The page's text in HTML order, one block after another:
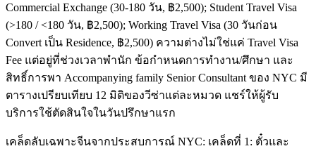
Commercial Exchange (30-180 วัน, ฿2,500); Student Travel Visa
(>180 / <180 วัน, ฿2,500); Working Travel Visa (30 วันก่อน
Convert เป็น Residence, ฿2,500) ความต่างไม่ใช่แค่ Travel Visa
Fee แต่อยู่ที่ช่วงเวลาพำนัก ข้อกำหนดการทำงาน/ศึกษา และ
สิทธิ์การพา Accompanying family Senior Consultant ของ NYC มี
ตารางเปรียบเทียบ 12 มิติของวีซ่าแต่ละหมวด แชร์ให้ผู้รับ
บริการใช้ตัดสินใจในวันปรึกษาแรก
เคล็ดลับเฉพาะจีนจากประสบการณ์ NYC: เคล็ดที่ 1: ตั๋วและ